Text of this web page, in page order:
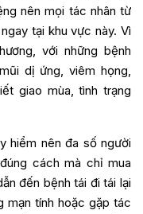
nên mọi tác nhân từ
tại khu vực này. Vì
với những bệnh
dị ứng, viêm họng,
giao mùa, tình trạng
hiểm nên đa số người
cách mà chỉ mua
đến bệnh tái đi tái lại
mạn tính hoặc gặp tác